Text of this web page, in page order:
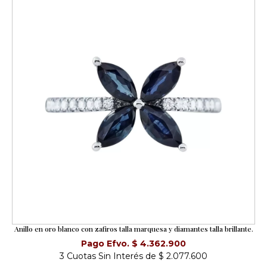
Anillo en oro blanco con zafiros talla marquesa y diamantes talla brillante.
Pago Efvo. $ 4.362.900
3 Cuotas Sin Interés de $ 2.077.600